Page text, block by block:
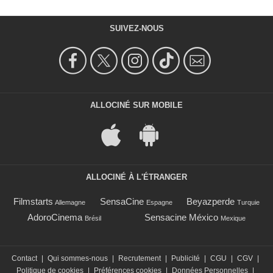
SUIVEZ-NOUS
ALLOCINÉ SUR MOBILE
ALLOCINÉ À L'ÉTRANGER
Filmstarts Allemagne SensaCine Espagne Beyazperde Turquie
AdoroCinema Brésil Sensacine México Mexique
Contact Qui sommes-nous Recrutement Publicité CGU CGV
Politique de cookies
Préférences cookies Données Personnelles